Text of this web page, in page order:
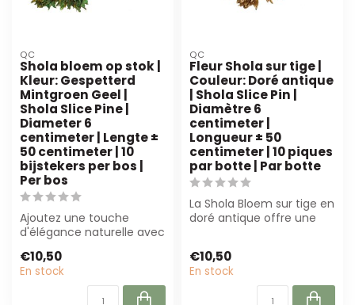
QC
Shola bloem op stok |
Kleur: Gespetterd
Mintgroen Geel |
Shola Slice Pine |
Diameter 6
centimeter | Lengte ±
50 centimeter | 10
bijstekers per bos |
Per bos
Ajoutez une touche
d'élégance naturelle avec
vert men...
€10,50
En stock
QC
Fleur Shola sur tige |
Couleur: Doré antique
| Shola Slice Pin |
Diamètre 6
centimeter |
Longueur ± 50
centimeter | 10 piques
par botte | Par botte
La Shola Bloem sur tige en
doré antique offre une
€10,50
En stock